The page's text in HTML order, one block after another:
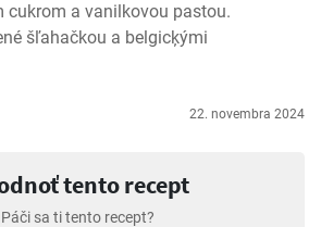
cukrom a vanilkovou pastou.
šľahačkou a belgicķými
22. novembra 2024
tento recept
Páči sa ti tento recept?